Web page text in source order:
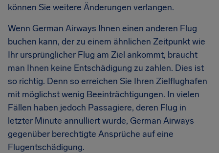
können Sie weitere Änderungen verlangen.
Wenn German Airways Ihnen einen anderen Flug
buchen kann, der zu einem ähnlichen Zeitpunkt wie
Ihr ursprünglicher Flug am Ziel ankommt, braucht
man Ihnen keine Entschädigung zu zahlen. Dies ist
so richtig. Denn so erreichen Sie Ihren Zielflughafen
mit möglichst wenig Beeinträchtigungen. In vielen
Fällen haben jedoch Passagiere, deren Flug in
letzter Minute annulliert wurde, German Airways
gegenüber berechtigte Ansprüche auf eine
Flugentschädigung.